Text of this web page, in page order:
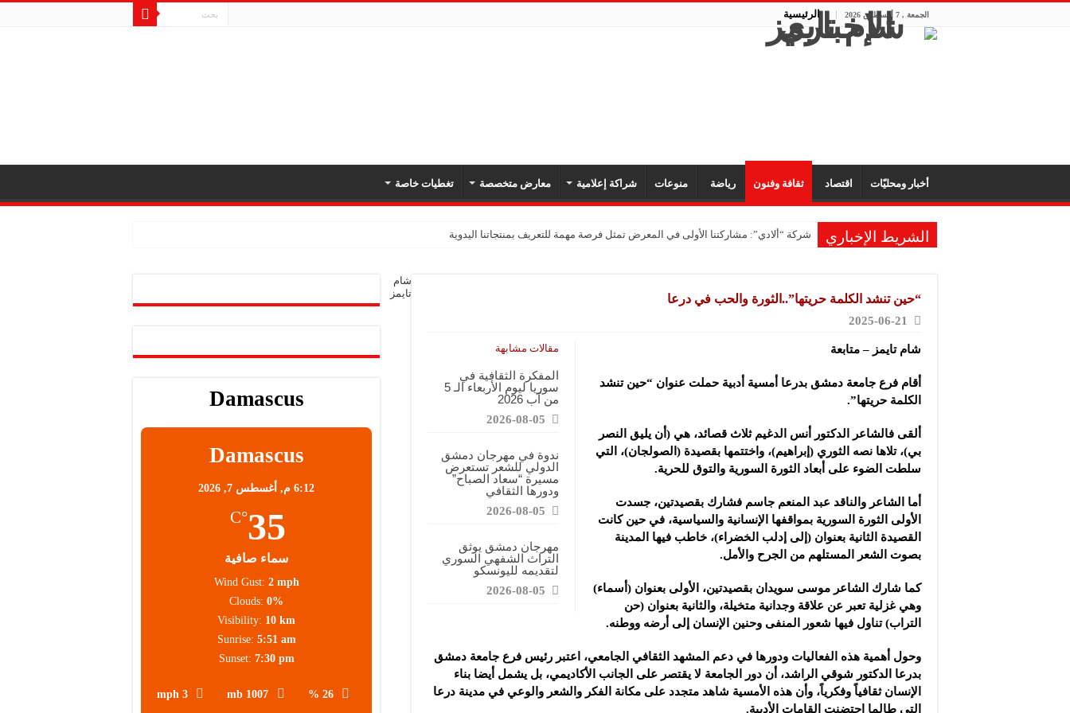
الجمعة , 7 أغسطس 2026 الرئيسية
أخبار ومحليّات اقتصاد ثقافة وفنون رياضة منوعات شراكة إعلامية معارض متخصصة تغطيات خاصة
الشريط الإخباري شركة “ألادي”: مشاركتنا الأولى في المعرض تمثل فرصة مهمة للتعريف بمنتجاتنا اليدوية
“حين تنشد الكلمة حريتها”..الثورة والحب في درعا
2025-06-21
مقالات مشابهة
المفكرة الثقافية في
سوريا ليوم الأربعاء الـ 5
من آب 2026
2026-08-05
ندوة في مهرجان دمشق
الدولي للشعر تستعرض
مسيرة “سعاد الصباح”
ودورها الثقافي
2026-08-05
مهرجان دمشق يوثق
التراث الشفهي السوري
لتقديمه لليونسكو
2026-08-05
شام تايمز – متابعة
أقام فرع جامعة دمشق بدرعا أمسية أدبية حملت عنوان “حين تنشد
الكلمة حريتها”.
ألقى فالشاعر الدكتور أنس الدغيم ثلاث قصائد، هي (أن يليق النصر
بي)، تلاها نصه الثوري (إبراهيم)، واختتمها بقصيدة (الصولجان)، التي
سلطت الضوء على أبعاد الثورة السورية والتوق للحرية.
أما الشاعر والناقد عبد المنعم جاسم فشارك بقصيدتين، جسدت
الأولى الثورة السورية بمواقفها الإنسانية والسياسية، في حين كانت
القصيدة الثانية بعنوان (إلى إدلب الخضراء)، خاطب فيها المدينة
بصوت الشعر المستلهم من الجرح والأمل.
كما شارك الشاعر موسى سويدان بقصيدتين، الأولى بعنوان (أسماء)
وهي غزلية تعبر عن علاقة وجدانية متخيلة، والثانية بعنوان (حن
التراب) تناول فيها شعور المنفى وحنين الإنسان إلى أرضه ووطنه.
وحول أهمية هذه الفعاليات ودورها في دعم المشهد الثقافي الجامعي، اعتبر رئيس فرع جامعة دمشق
بدرعا الدكتور شوقي الراشد، أن دور الجامعة لا يقتصر على الجانب الأكاديمي، بل يشمل أيضا بناء
الإنسان ثقافياً وفكرياً، وأن هذه الأمسية شاهد متجدد على مكانة الفكر والشعر والوعي في مدينة درعا
التي طالما احتضنت القامات الأدبية.
Damascus
Damascus
6:12 م, أغسطس 7, 2026
35
°C
سماء صافية
26 %
1007 mb
3 mph
Wind Gust: 2 mph
Clouds: 0%
Visibility: 10 km
Sunrise: 5:51 am
Sunset: 7:30 pm
شام
تايمز